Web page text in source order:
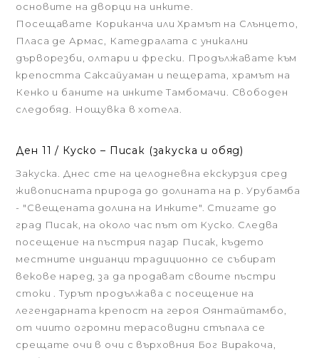
основите на дворци на инките.
Посещавате Кориканча или Храмът на Слънцето,
Пласа де Армас, Катедралата с уникални
дърворезби, олтари и фрески. Продължавате към
крепостта Саксайуаман и пещерата, храмът на
Кенко и баните на инките Taмбомачи. Свободен
следобяд. Нощувка в хотела.
Ден 11 / Куско – Писак (закуска и обяд)
Закуска. Днес сте на целодневна екскурзия сред
живописната природа до долината на р. Урубамба
- "Свещената долина на Инките". Стигате до
град Писак, на около час път от Куско. Следва
посещение на пъстрия пазар Писак, където
местните индианци традиционно се събират
векове наред, за да продават своите пъстри
стоки . Турът продължава с посещение на
легендарната крепост на героя Оянтайтамбо,
от чиито огромни терасовидни стъпала се
срещате очи в очи с върховния Бог Виракоча,